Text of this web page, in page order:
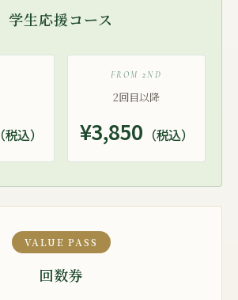
学生応援コース
（税込）
FROM 2ND
2回目以降
¥3,850 （税込）
VALUE PASS
回数券